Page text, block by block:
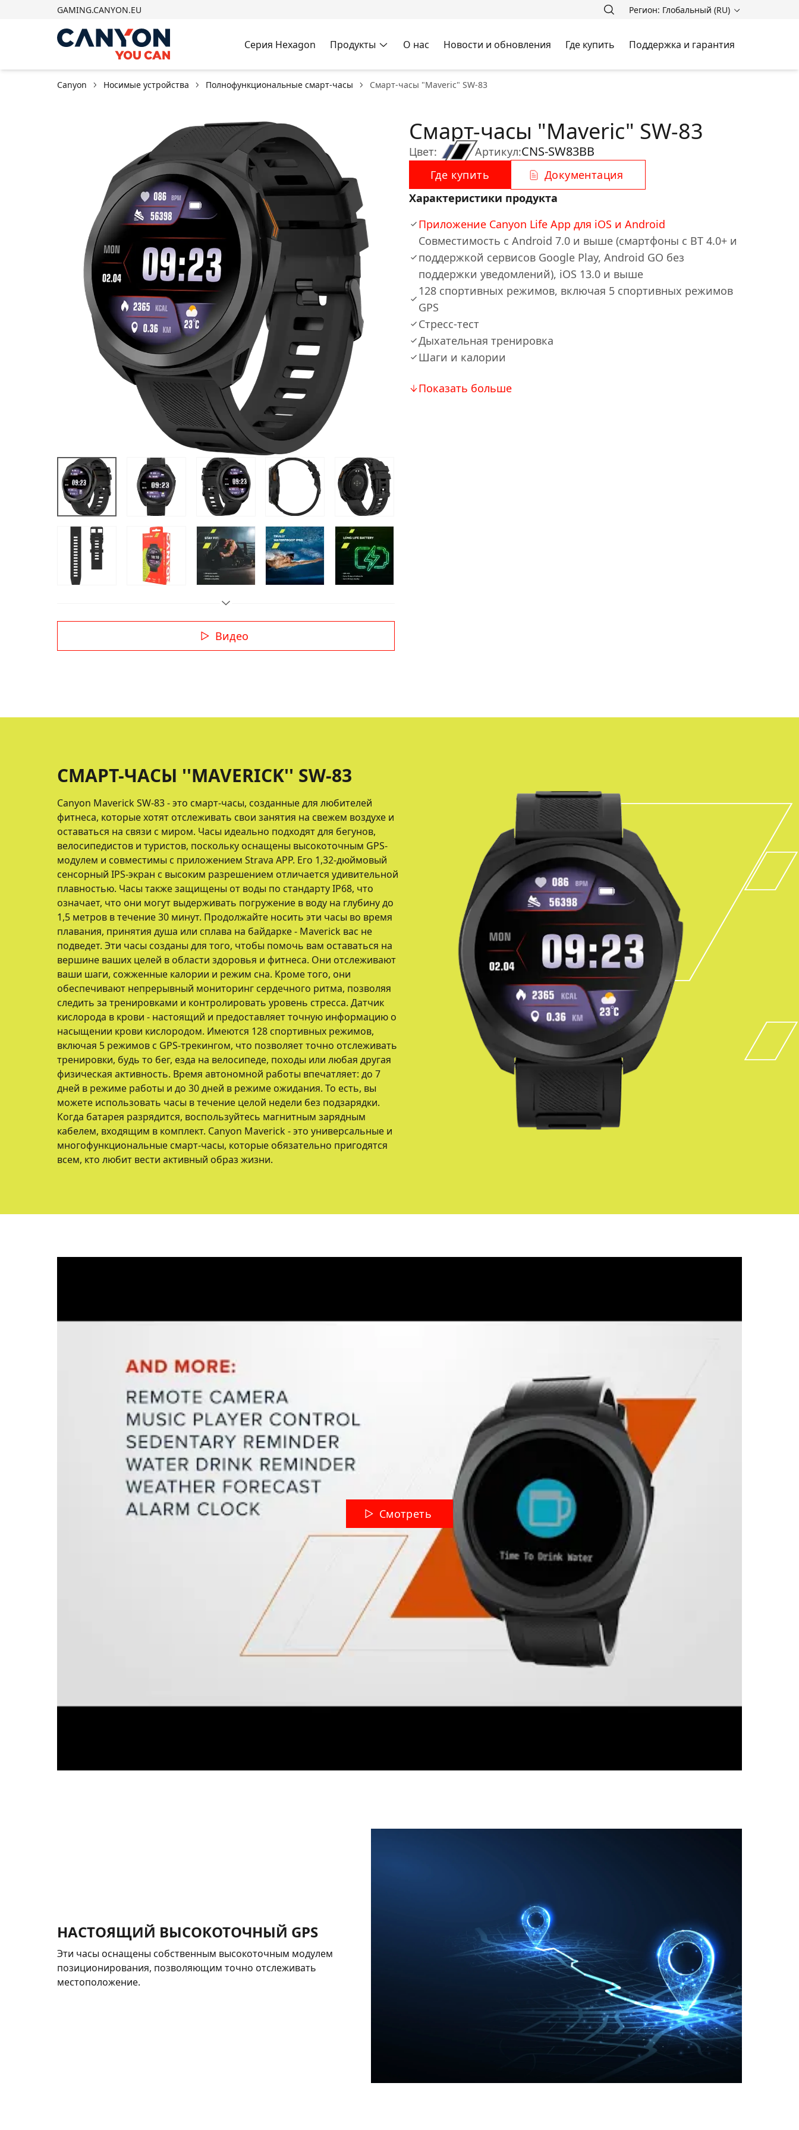
GAMING.CANYON.EU Регион: Глобальный (RU)
Серия Hexagon Продукты О нас Новости и обновления Где купить Поддержка и гарантия
Canyon Носимые устройства Полнофункциональные смарт-часы Смарт-часы "Maveric" SW-83
Видео
Цвет:
Смарт-часы "Maveric" SW-83
Артикул:CNS-SW83BB
Где купить
Документация
Характеристики продукта
Приложение Canyon Life App для iOS и Android
Совместимость с Android 7.0 и выше (смартфоны с BT 4.0+ и
поддержкой сервисов Google Play, Android GO без
поддержки уведомлений), iOS 13.0 и выше
128 спортивных режимов, включая 5 спортивных режимов
GPS
Стресс-тест
Дыхательная тренировка
Шаги и калории
Показать больше
СМАРТ-ЧАСЫ ''MAVERICK'' SW-83
Canyon Maverick SW-83 - это смарт-часы, созданные для любителей
фитнеса, которые хотят отслеживать свои занятия на свежем воздухе и
оставаться на связи с миром. Часы идеально подходят для бегунов,
велосипедистов и туристов, поскольку оснащены высокоточным GPS-
модулем и совместимы с приложением Strava APP. Его 1,32-дюймовый
сенсорный IPS-экран с высоким разрешением отличается удивительной
плавностью. Часы также защищены от воды по стандарту IP68, что
означает, что они могут выдерживать погружение в воду на глубину до
1,5 метров в течение 30 минут. Продолжайте носить эти часы во время
плавания, принятия душа или сплава на байдарке - Maverick вас не
подведет. Эти часы созданы для того, чтобы помочь вам оставаться на
вершине ваших целей в области здоровья и фитнеса. Они отслеживают
ваши шаги, сожженные калории и режим сна. Кроме того, они
обеспечивают непрерывный мониторинг сердечного ритма, позволяя
следить за тренировками и контролировать уровень стресса. Датчик
кислорода в крови - настоящий и предоставляет точную информацию о
насыщении крови кислородом. Имеются 128 спортивных режимов,
включая 5 режимов с GPS-трекингом, что позволяет точно отслеживать
тренировки, будь то бег, езда на велосипеде, походы или любая другая
физическая активность. Время автономной работы впечатляет: до 7
дней в режиме работы и до 30 дней в режиме ожидания. То есть, вы
можете использовать часы в течение целой недели без подзарядки.
Когда батарея разрядится, воспользуйтесь магнитным зарядным
кабелем, входящим в комплект. Canyon Maverick - это универсальные и
многофункциональные смарт-часы, которые обязательно пригодятся
всем, кто любит вести активный образ жизни.
Смотреть
НАСТОЯЩИЙ ВЫСОКОТОЧНЫЙ GPS
Эти часы оснащены собственным высокоточным модулем
позиционирования, позволяющим точно отслеживать
местоположение.